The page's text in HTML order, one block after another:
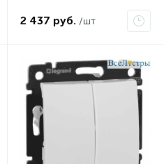
2 437 руб. /шт